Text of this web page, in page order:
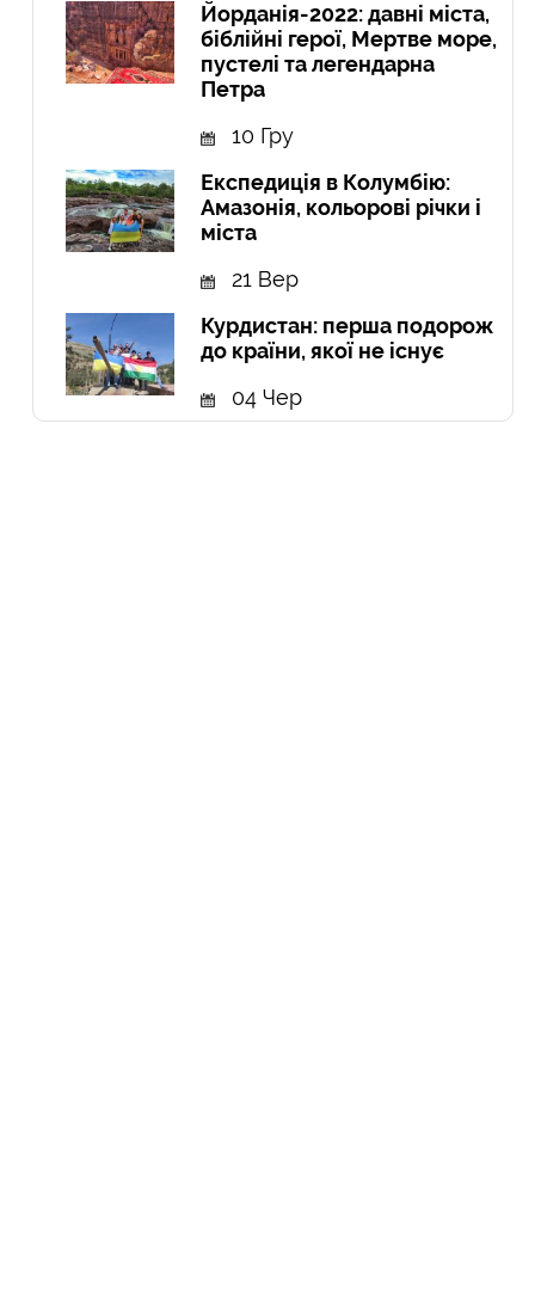
Йорданія-2022: давні міста,
біблійні герої, Мертве море,
пустелі та легендарна
Петра
10 Гру
Експедиція в Колумбію:
Амазонія, кольорові річки і
міста
21 Вер
Курдистан: перша подорож
до країни, якої не існує
04 Чер